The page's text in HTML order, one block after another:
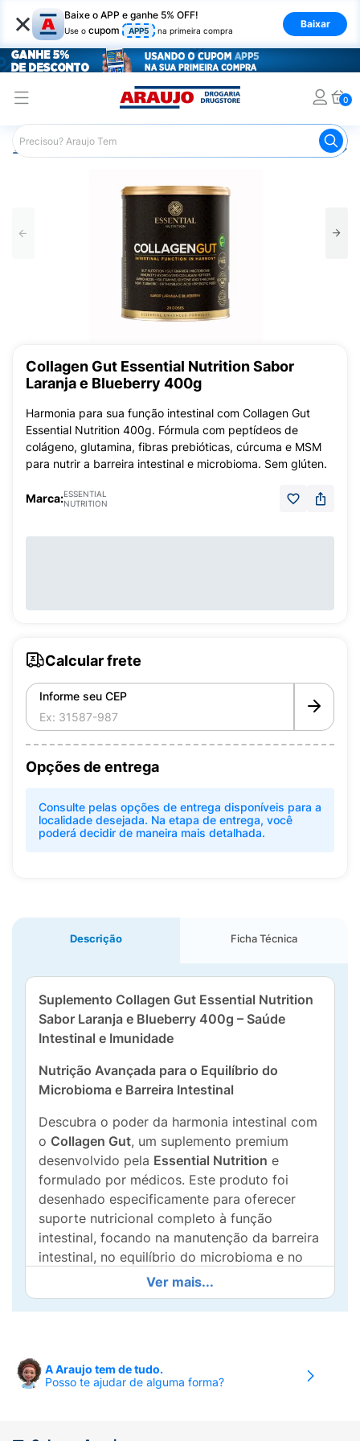
× Baixe o APP e ganhe 5% OFF!
Use o cupom APP5 na primeira compra
Baixar
0
Araujo Nutrição Saudável Suplementos Alimentares
Collagen Gut Essential Nutrition Sabor
Laranja e Blueberry 400g
Harmonia para sua função intestinal com Collagen Gut
Essential Nutrition 400g. Fórmula com peptídeos de
colágeno, glutamina, fibras prebióticas, cúrcuma e MSM
para nutrir a barreira intestinal e microbioma. Sem glúten.
Marca:ESSENTIAL
NUTRITION
Calcular frete
Informe seu CEP
Opções de entrega
Consulte pelas opções de entrega disponíveis para a
localidade desejada. Na etapa de entrega, você
poderá decidir de maneira mais detalhada.
Descrição Ficha Técnica
Suplemento Collagen Gut Essential Nutrition
Sabor Laranja e Blueberry 400g – Saúde
Intestinal e Imunidade
Nutrição Avançada para o Equilíbrio do
Microbioma e Barreira Intestinal
Descubra o poder da harmonia intestinal com
o Collagen Gut, um suplemento premium
desenvolvido pela Essential Nutrition e
formulado por médicos. Este produto foi
desenhado especificamente para oferecer
suporte nutricional completo à função
intestinal, focando na manutenção da barreira
intestinal, no equilíbrio do microbioma e no
fortalecimento da imunidade.
Sua fórmula complexa e de alta qualidade
essenciais para o intestino:
Glutamina, Glicina
e Treonina. Além disso, é enriquecido com
Ver mais...
A Araujo tem de tudo.
Posso te ajudar de alguma forma?